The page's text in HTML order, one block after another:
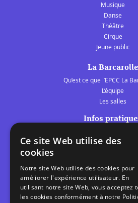
Musique
Danse
Théâtre
Cirque
Jeune public
La Barcarolle
Qu’est ce que l’EPCC La
L’équipe
Les salles
Infos
Les belles scènes
Calendrier
Programme des
Ce site Web utilise des
cookies
Notre site Web utilise des cookies pour
améliorer l'expérience utilisateur. En
utilisant notre site Web, vous acceptez
les cookies conformément à notre